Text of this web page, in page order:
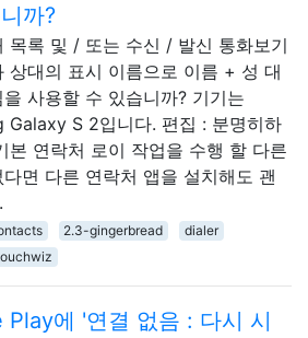
까?
목록 및 / 또는 수신 / 발신 통화보기
상대의 표시 이름으로 이름 + 성 대
사용할 수 있습니까? 기기는
Galaxy S 2입니다. 편집 : 분명히하
본 연락처 로이 작업을 수행 할 다른
면 다른 연락처 앱을 설치해도 괜
2.3-gingerbread
dialer
Play에 '연결 없음 : 다시 시